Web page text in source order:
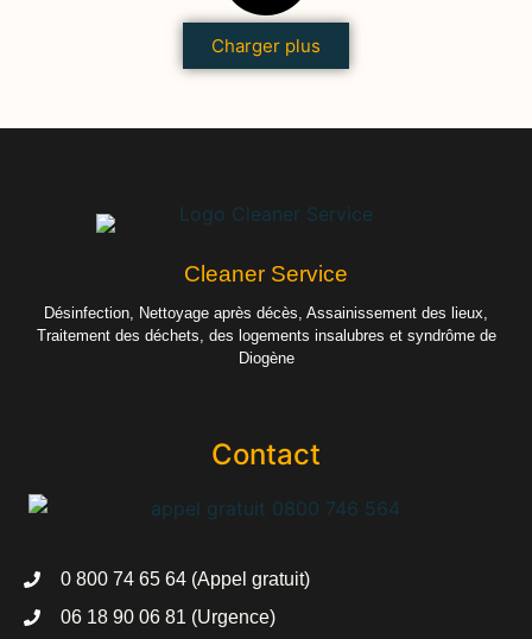
Charger plus
Cleaner Service
Désinfection, Nettoyage après décès, Assainissement des lieux,
Traitement des déchets, des logements insalubres et syndrôme de
Diogène
Contact
0 800 74 65 64 (Appel gratuit)
06 18 90 06 81 (Urgence)